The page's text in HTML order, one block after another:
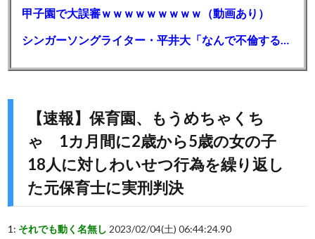
甲子園で大誤審ｗｗｗｗｗｗｗｗｗ（動画あり）
シンガーソングライター・平井大「なんで不倫するか知ってる？妥協で結婚するからさ。」←浅すぎると大炎上
【速報】保育園、もうめちゃくち
ゃ 1カ月間に2歳から5歳の女の子
18人に対しわいせつ行為を繰り返し
た元保育士に実刑判決
1: それでも動く名無し 2023/02/04(土) 06:44:24.90